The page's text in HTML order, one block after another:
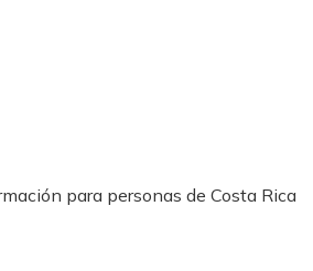
para personas de Costa Rica